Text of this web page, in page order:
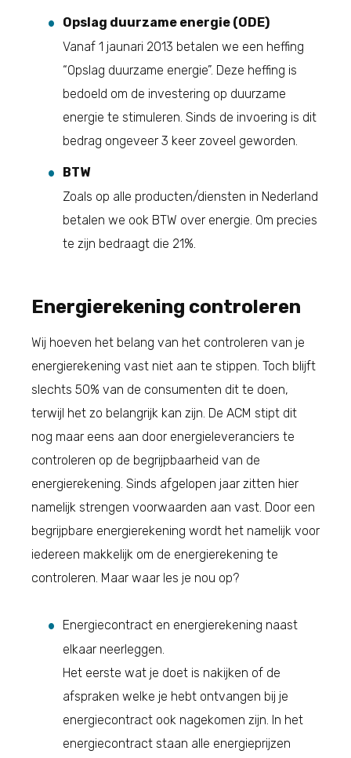
Opslag duurzame energie (ODE)
Vanaf 1 jaunari 2013 betalen we een heffing
“Opslag duurzame energie”. Deze heffing is
bedoeld om de investering op duurzame
energie te stimuleren. Sinds de invoering is dit
bedrag ongeveer 3 keer zoveel geworden.
BTW
Zoals op alle producten/diensten in Nederland
betalen we ook BTW over energie. Om precies
te zijn bedraagt die 21%.
Energierekening controleren
Wij hoeven het belang van het controleren van je
energierekening vast niet aan te stippen. Toch blijft
slechts 50% van de consumenten dit te doen,
terwijl het zo belangrijk kan zijn. De ACM stipt dit
nog maar eens aan door energieleveranciers te
controleren op de begrijpbaarheid van de
energierekening. Sinds afgelopen jaar zitten hier
namelijk strengen voorwaarden aan vast. Door een
begrijpbare energierekening wordt het namelijk voor
iedereen makkelijk om de energierekening te
controleren. Maar waar les je nou op?
Energiecontract en energierekening naast
elkaar neerleggen.
Het eerste wat je doet is nakijken of de
afspraken welke je hebt ontvangen bij je
energiecontract ook nagekomen zijn. In het
energiecontract staan alle energieprijzen